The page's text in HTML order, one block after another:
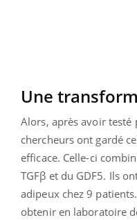
Une
Alors, après avoir testé
chercheurs ont gardé
efficace. Celle-ci
TGFβ et du GDF5. Ils
adipeux chez 9
obtenir en laboratoire